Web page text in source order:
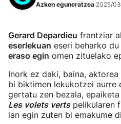
Azken eguneratzea 2025/
Gerard Depardieu frantziar
eserlekuan eseri beharko
eraso egin omen zituelako
Inork ez daki, baina,
bi biktimen lekukotzei aurre
gertatu zen bezala,
Les volets vertspelikularen
lan egin zuten bi emakume